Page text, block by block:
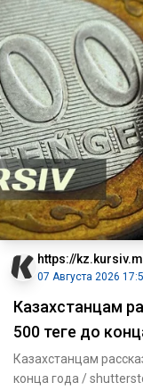
https://
07 Августа 2026
Казахстанцам
500 теңге до
Казахстанцам
конца года /